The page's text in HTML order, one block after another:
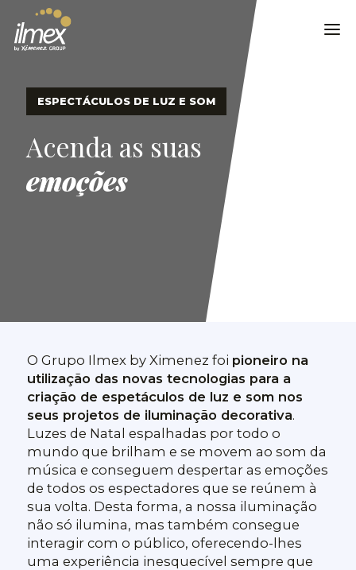
ESPECTÁCULOS DE LUZ E SOM
Acenda as suas
emoções
O Grupo Ilmex by Ximenez foi pioneiro na
utilização das novas tecnologias para a
criação de espetáculos de luz e som nos
seus projetos de iluminação decorativa.
Luzes de Natal espalhadas por todo o
mundo que brilham e se movem ao som da
música e conseguem despertar as emoções
de todos os espectadores que se reúnem à
sua volta. Desta forma, a nossa iluminação
não só ilumina, mas também consegue
interagir com o público, oferecendo-lhes
uma experiência inesquecível sempre que